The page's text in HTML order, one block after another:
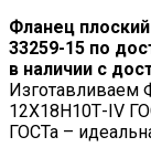
Фланец
33259-15 по
в наличии с
Изготавливаем
12Х18Н10Т-IV
ГОСТа –